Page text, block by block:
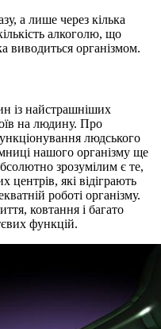
а лише через кілька
алкоголю, що
виводиться організмом.
із найстрашніших
на людину. Про
людського
нашого організму ще
зрозумілим є те,
які відіграють
роботі організму.
ковтання і багато
функцій.